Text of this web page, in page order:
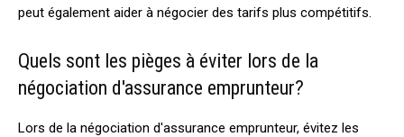
peut également aider à négocier des tarifs plus compétitifs.
Quels sont les pièges à éviter lors de la
négociation d'assurance emprunteur?
Lors de la négociation d'assurance emprunteur, évitez les